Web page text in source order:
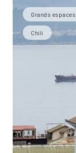
Grands espaces
Chili